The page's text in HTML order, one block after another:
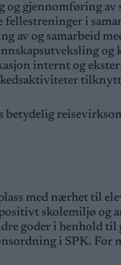
og gjennomføring av
i
av og samarbeid
og
internt og
betydelig
med nærhet til
skolemiljø og
goder i henhold til
i SPK. For